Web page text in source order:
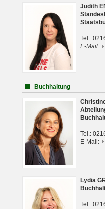
Judith
Tel.:
E-Mail:
Buchhaltung
Tel.:
E-Mail:
Lydia
Tel.: